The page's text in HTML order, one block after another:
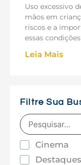
Uso excessivo
mãos em
riscos e a
essas condições
Leia Mais
Filtre Sua
Cinema
Destaques